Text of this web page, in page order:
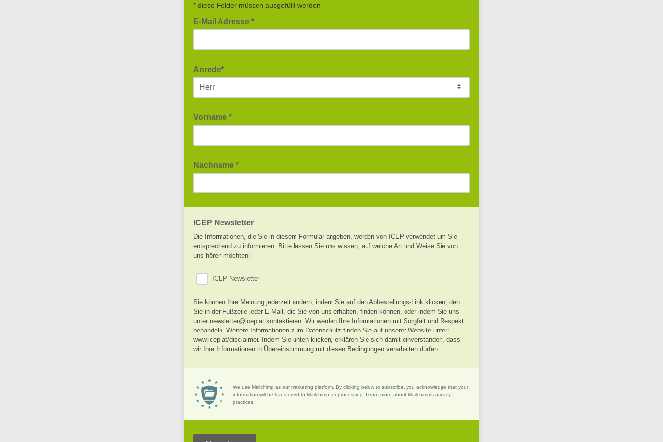
* diese Felder müssen ausgefüllt werden
E-Mail Adresse *
Anrede*
Vorname *
Nachname *
ICEP Newsletter
Die Informationen, die Sie in diesem Formular angeben, werden von ICEP verwendet um Sie
entsprechend zu informieren. Bitte lassen Sie uns wissen, auf welche Art und Weise Sie von
uns hören möchten:
ICEP Newsletter
Sie können Ihre Meinung jederzeit ändern, indem Sie auf den Abbestellungs-Link klicken, den
Sie in der Fußzeile jeder E-Mail, die Sie von uns erhalten, finden können, oder indem Sie uns
unter newsletter@icep.at kontaktieren. Wir werden Ihre Informationen mit Sorgfalt und Respekt
behandeln. Weitere Informationen zum Datenschutz finden Sie auf unserer Website unter:
www.icep.at/disclaimer. Indem Sie unten klicken, erklären Sie sich damit einverstanden, dass
wir Ihre Informationen in Übereinstimmung mit diesen Bedingungen verarbeiten dürfen.
We use Mailchimp as our marketing platform. By clicking below to subscribe, you acknowledge that your
information will be transferred to Mailchimp for processing. Learn more about Mailchimp's privacy
practices.